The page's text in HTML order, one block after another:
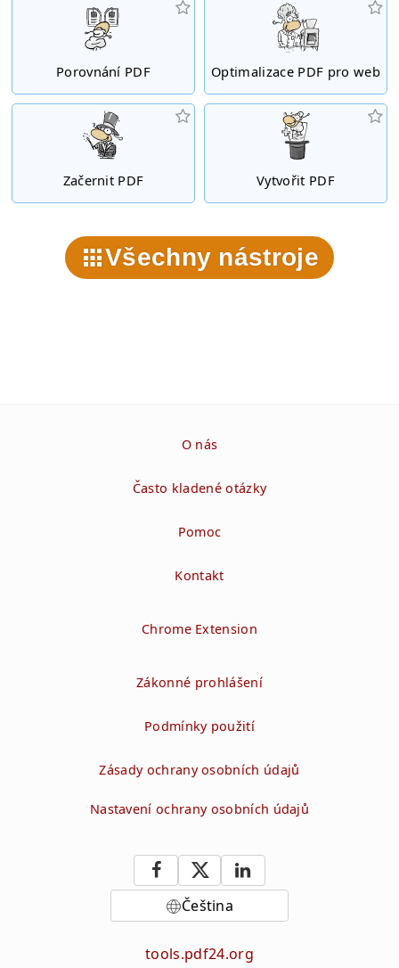
Porovnání PDF Optimalizace PDF pro web
Začernit PDF Vytvořit PDF
Všechny nástroje
O nás
Často kladené otázky
Pomoc
Kontakt
Chrome Extension
Zákonné prohlášení
Podmínky použití
Zásady ochrany osobních údajů
Nastavení ochrany osobních údajů
Čeština
tools.pdf24.org